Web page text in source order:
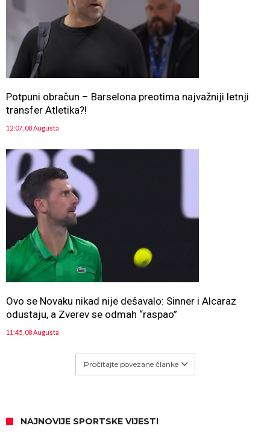
Potpuni obračun – Barselona preotima najvažniji letnji
transfer Atletika?!
12:07, 08 Augusta
Ovo se Novaku nikad nije dešavalo: Sinner i Alcaraz
odustaju, a Zverev se odmah “raspao”
11:45, 08 Augusta
Pročitajte povezane članke
NAJNOVIJE SPORTSKE VIJESTI